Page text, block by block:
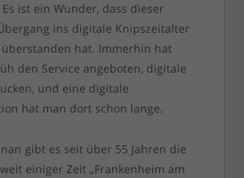
ist ein Wunder, dass dieser
ins digitale Knipszeitalter
hat. Immerhin hat
den Service angeboten, digitale
und eine digitale
hat man dort schon lange.
gibt es seit über 55 Jahren die
einiger Zeit „Frankenheim am